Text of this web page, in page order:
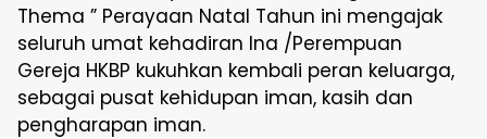
Thema ” Perayaan Natal Tahun ini mengajak
seluruh umat kehadiran Ina /Perempuan
Gereja HKBP kukuhkan kembali peran keluarga,
sebagai pusat kehidupan iman, kasih dan
pengharapan iman.